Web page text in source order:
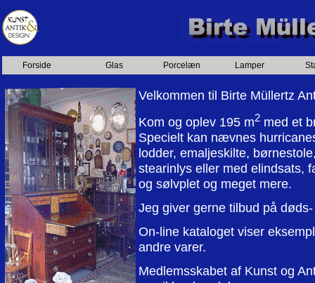
Forside Glas Porcelæn Lamper
Velkommen til Birte Müllertz
Kom og oplev 195 m2 med et
Specielt kan nævnes
lodder, emaljeskilte,
stearinlys eller med elindsats,
og sølvplet og meget mere.
Jeg giver gerne tilbud på
On-line kataloget viser
andre varer.
Medlemsskabet af Kunst og